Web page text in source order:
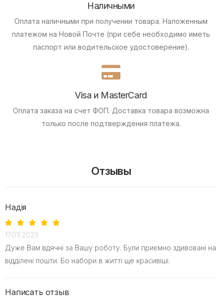
Наличными
Оплата наличными при получении товара. Наложенным
платежом на Новой Почте (при себе необходимо иметь
паспорт или водительское удостоверение).
Visa и MasterCard
Оплата заказа на счет ФОП. Доставка товара возможна
только после подтверждения платежа.
Отзывы
Надія
17.03.2023
Дуже Вам вдячні за Вашу роботу. Були приємно здивовані на
відділені пошти. Бо набори в житті ще красивіші.
Написать отзыв